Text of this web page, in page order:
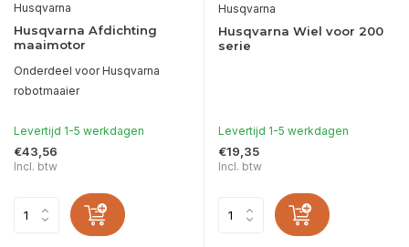
Husqvarna
Husqvarna Afdichting
maaimotor
Onderdeel voor Husqvarna
robotmaaier
Levertijd 1-5 werkdagen
€43,56
Incl. btw
Husqvarna
Husqvarna Wiel voor 200
serie
Levertijd 1-5 werkdagen
€19,35
Incl. btw